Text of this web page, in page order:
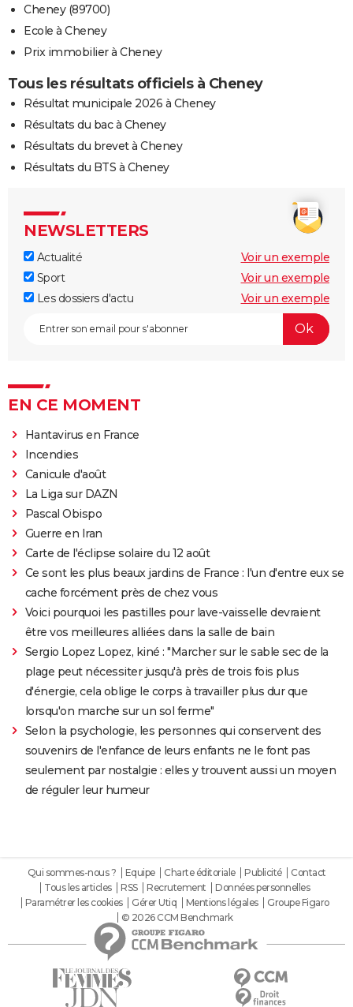
Cheney (89700)
Ecole à Cheney
Prix immobilier à Cheney
Tous les résultats officiels à Cheney
Résultat municipale 2026 à Cheney
Résultats du bac à Cheney
Résultats du brevet à Cheney
Résultats du BTS à Cheney
NEWSLETTERS
Actualité
Voir un exemple
Sport
Voir un exemple
Les dossiers d'actu
Voir un exemple
EN CE MOMENT
Hantavirus en France
Incendies
Canicule d'août
La Liga sur DAZN
Pascal Obispo
Guerre en Iran
Carte de l'éclipse solaire du 12 août
Ce sont les plus beaux jardins de France : l'un d'entre eux se
cache forcément près de chez vous
Voici pourquoi les pastilles pour lave-vaisselle devraient
être vos meilleures alliées dans la salle de bain
Sergio Lopez Lopez, kiné : "Marcher sur le sable sec de la
plage peut nécessiter jusqu'à près de trois fois plus
d'énergie, cela oblige le corps à travailler plus dur que
lorsqu'on marche sur un sol ferme"
Selon la psychologie, les personnes qui conservent des
souvenirs de l'enfance de leurs enfants ne le font pas
seulement par nostalgie : elles y trouvent aussi un moyen
de réguler leur humeur
Qui sommes-nous ? Equipe Charte éditoriale Publicité
Contact
Tous les articles
RSS Recrutement
Données personnelles
Paramétrer les cookies
Gérer Utiq Mentions légales
Groupe Figaro
© 2026 CCM Benchmark